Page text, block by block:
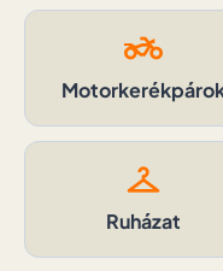
two_wheeler
checkroom
Ruházat